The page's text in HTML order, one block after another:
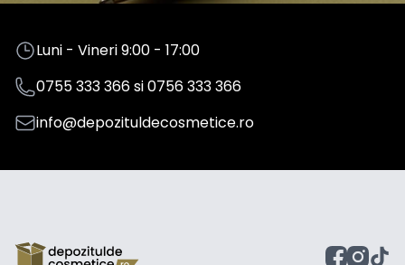
Luni - Vineri 9:00 - 17:00
0755 333 366si0756 333 366
info@depozituldecosmetice.ro